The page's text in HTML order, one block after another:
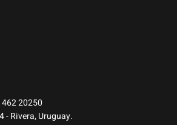
20250
- Rivera, Uruguay.